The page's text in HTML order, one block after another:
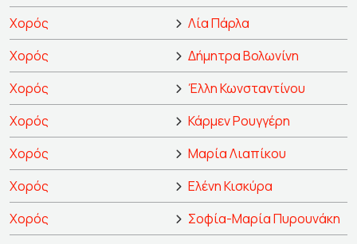
Χορός
Λία Πάρλα
Χορός
Δήμητρα Βολωνίνη
Χορός
Έλλη Κωνσταντίνου
Χορός
Κάρμεν Ρουγγέρη
Χορός
Μαρία Λιαπίκου
Χορός
Ελένη Κισκύρα
Χορός
Σοφία-Μαρία Πυρουνάκη